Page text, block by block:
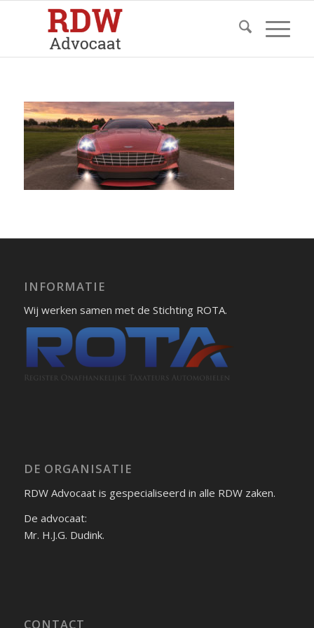
INFORMATIE
Wij werken samen met de Stichting ROTA.
DE ORGANISATIE
RDW Advocaat is gespecialiseerd in alle RDW zaken.
De advocaat:
Mr. H.J.G. Dudink.
CONTACT